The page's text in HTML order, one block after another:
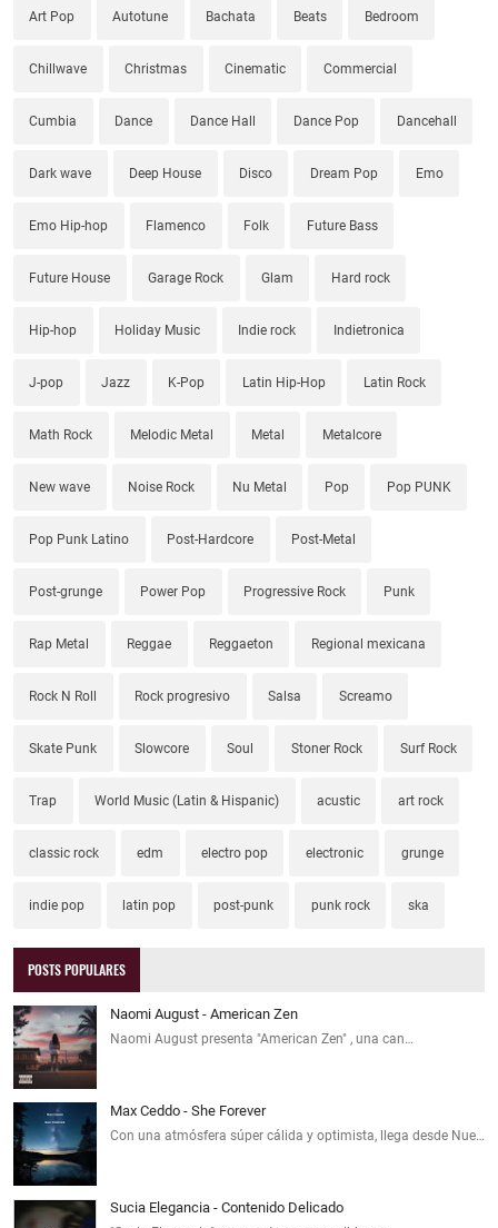
Art Pop Autotune Bachata Beats Bedroom
Chillwave Christmas Cinematic Commercial
Cumbia Dance Dance Hall Dance Pop Dancehall
Dark wave Deep House Disco Dream Pop Emo
Emo Hip-hop Flamenco Folk Future Bass
Future House Garage Rock Glam Hard rock
Hip-hop Holiday Music Indie rock Indietronica
J-pop Jazz K-Pop Latin Hip-Hop Latin Rock
Math Rock Melodic Metal Metal Metalcore
New wave Noise Rock Nu Metal Pop Pop PUNK
Pop Punk Latino Post-Hardcore Post-Metal
Post-grunge Power Pop Progressive Rock Punk
Rap Metal Reggae Reggaeton Regional mexicana
Rock N Roll Rock progresivo Salsa Screamo
Skate Punk Slowcore Soul Stoner Rock Surf Rock
Trap World Music (Latin & Hispanic) acustic art rock
classic rock edm electro pop electronic grunge
indie pop latin pop post-punk punk rock ska
POSTS POPULARES
Naomi August - American Zen
Naomi August presenta "American Zen" , una can…
Max Ceddo - She Forever
Con una atmósfera súper cálida y optimista, llega desde Nue…
Sucia Elegancia - Contenido Delicado